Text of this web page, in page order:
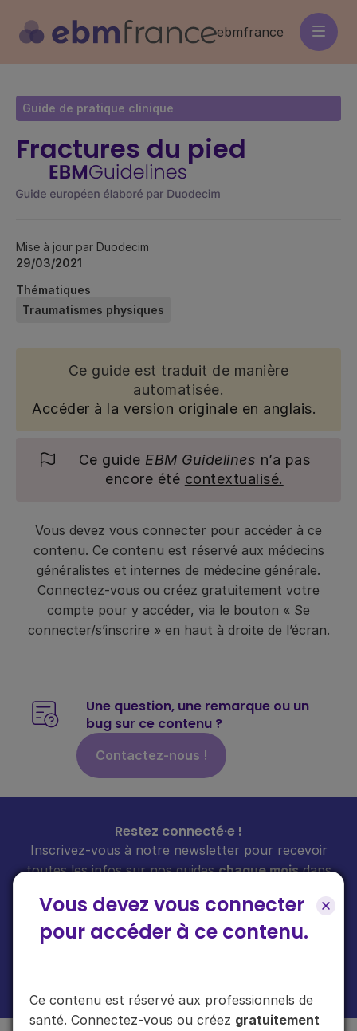
contenu
principal
ebmfrance
Vous devez vous connecter
pour accéder à ce contenu.
Ce contenu est réservé aux professionnels de
santé. Connectez-vous ou créez gratuitement
Guide de pratique clinique
Fractures du pied
Mise à jour par Duodecim
29/03/2021
Thématiques
Traumatismes physiques
Ce guide est traduit de manière
automatisée.
Accéder à la version originale en anglais.
Ce guide EBM Guidelines n’a pas
encore été contextualisé.
Vous devez vous connecter pour accéder à ce
contenu. Ce contenu est réservé aux médecins
généralistes et internes de médecine générale.
Connectez-vous ou créez gratuitement votre
compte pour y accéder, via le bouton « Se
connecter/s’inscrire » en haut à droite de l’écran.
Une question, une remarque ou un
bug sur ce contenu ?
Contactez-nous !
Restez connecté·e !
Inscrivez-vous à notre newsletter pour recevoir
toutes les infos sur nos guideschaque moisdans